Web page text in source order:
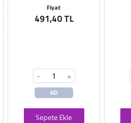
Fiyat
491,40 TL
- +
AD
Sepete Ekle